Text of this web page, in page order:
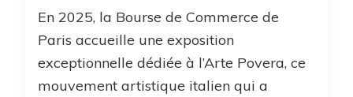
En 2025, la Bourse de Commerce de
Paris accueille une exposition
exceptionnelle dédiée à l’Arte Povera, ce
mouvement artistique italien qui a